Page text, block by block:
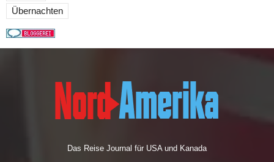
Übernachten
Das Reise Journal für USA und Kanada